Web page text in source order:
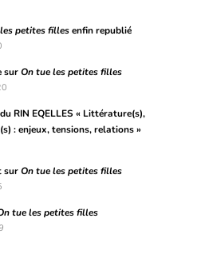
petites fillesenfin republié
surOn tue les petites filles
RIN EQELLES « Littérature(s),
: enjeux, tensions, relations »
surOn tue les petites filles
tue les petites filles